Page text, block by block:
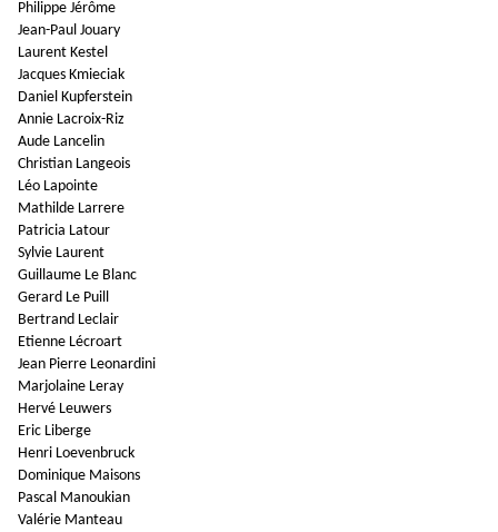
Philippe Jérôme
Jean-Paul Jouary
Laurent Kestel
Jacques Kmieciak
Daniel Kupferstein
Annie Lacroix-Riz
Aude Lancelin
Christian Langeois
Léo Lapointe
Mathilde Larrere
Patricia Latour
Sylvie Laurent
Guillaume Le Blanc
Gerard Le Puill
Bertrand Leclair
Etienne Lécroart
Jean Pierre Leonardini
Marjolaine Leray
Hervé Leuwers
Eric Liberge
Henri Loevenbruck
Dominique Maisons
Pascal Manoukian
Valérie Manteau